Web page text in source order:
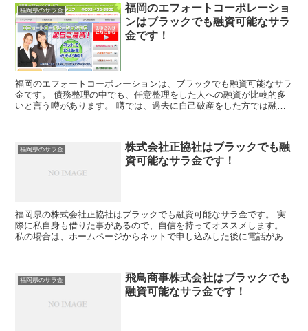
福岡県のサラ金
福岡のエフォートコーポレーショ
ンはブラックでも融資可能なサラ
金です！
福岡のエフォートコーポレーションは、ブラックでも融資可能なサラ
金です。 債務整理の中でも、任意整理をした人への融資が比較的多
いと言う噂があります。 噂では、過去に自己破産をした方では融資
福岡県のサラ金
株式会社正協社はブラックでも融
資可能なサラ金です！
福岡県の株式会社正協社はブラックでも融資可能なサラ金です。 実
際に私自身も借りた事があるので、自信を持ってオススメします。
私の場合は、ホームページからネットで申し込みした後に電話があ
福岡県のサラ金
飛鳥商事株式会社はブラックでも
融資可能なサラ金です！